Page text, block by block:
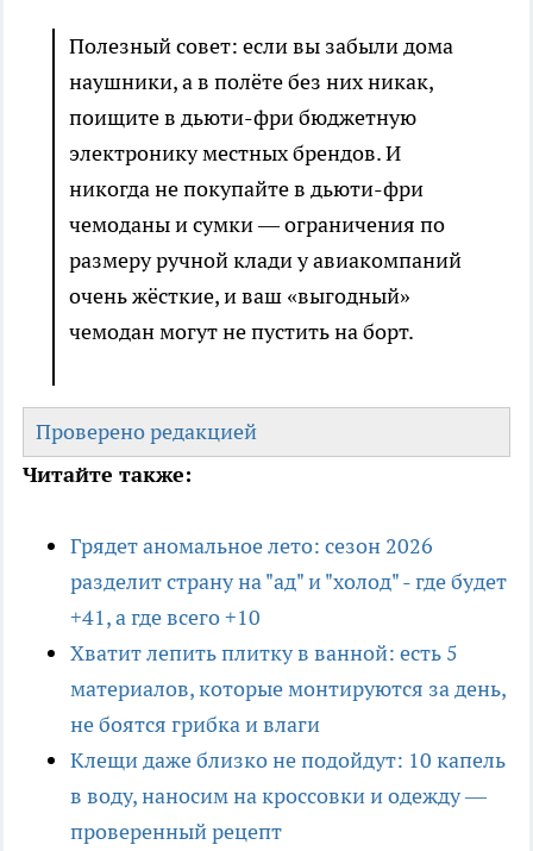
Полезный совет: если вы забыли дома
наушники, а в полёте без них никак,
поищите в дьюти-фри бюджетную
электронику местных брендов. И
никогда не покупайте в дьюти-фри
чемоданы и сумки — ограничения по
размеру ручной клади у авиакомпаний
очень жёсткие, и ваш «выгодный»
чемодан могут не пустить на борт.
Проверено редакцией
Читайте также:
Грядет аномальное лето: сезон 2026
разделит страну на "ад" и "холод" - где будет
+41, а где всего +10
Хватит лепить плитку в ванной: есть 5
материалов, которые монтируются за день,
не боятся грибка и влаги
Клещи даже близко не подойдут: 10 капель
в воду, наносим на кроссовки и одежду —
проверенный рецепт